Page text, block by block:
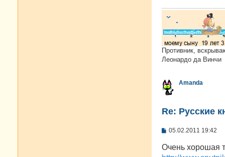
Противник,
Леонардо да Винчи
Amanda
Re: Русские
С
о
б
05.02.2011 19:42
Очень хорошая